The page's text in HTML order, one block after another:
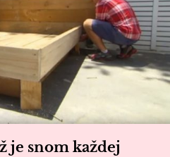
je snom každej